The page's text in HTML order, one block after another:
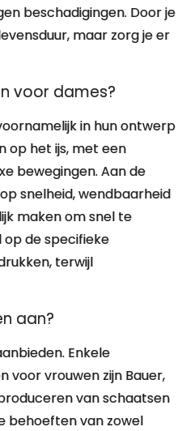
beschadigingen. Door je
maar zorg je er
voor dames?
in hun ontwerp
op het ijs, met een
bewegingen. Aan de
snelheid, wendbaarheid
maken om snel te
de specifieke
terwijl
aan?
Enkele
voor vrouwen zijn Bauer,
van schaatsen
behoeften van zowel